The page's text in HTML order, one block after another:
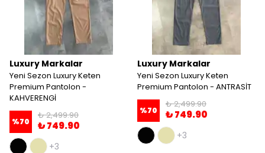
Luxury Markalar
Yeni Sezon Luxury Keten
Premium Pantolon -
KAHVERENGİ
%70
₺ 2,499.90
₺ 749.90
+3
Luxury Markalar
Yeni Sezon Luxury Keten
Premium Pantolon - ANTRASİT
%70
₺ 2,499.90
₺ 749.90
+3